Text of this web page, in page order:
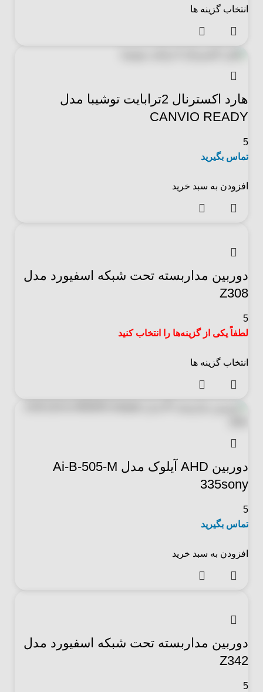
انتخاب گزینه ها
هارد اکسترنال 2ترابایت توشیبا مدل
CANVIO READY
5
تماس بگیرید
افزودن به سبد خرید
دوربین مداربسته تحت شبکه اسفیورد مدل
Z308
5
لطفاً یکی از گزینه‌ها را انتخاب کنید
انتخاب گزینه ها
دوربین AHD آیلوک مدل Ai-B-505-M
335sony
5
تماس بگیرید
افزودن به سبد خرید
دوربین مداربسته تحت شبکه اسفیورد مدل
Z342
5